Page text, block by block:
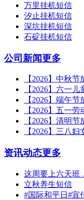
万里挂机短信
汐止挂机短信
深坑挂机短信
石碇挂机短信
公司新闻更多
【2026】中秋节
【2026】六一
【2026】端午节
【2026】五一
【2026】清明节
【2026】三八
资讯动态更多
这周要上六天班
立秋养生短信
#国际和平日#宣